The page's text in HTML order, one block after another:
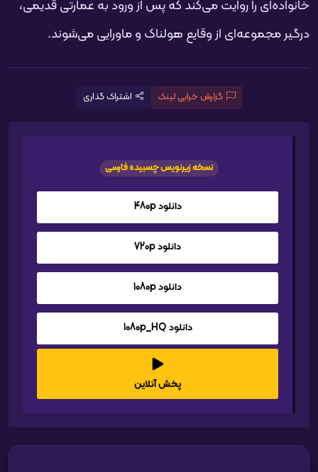
خانواده‌ای را روایت می‌کند که پس از ورود به عمارتی قدیمی،
درگیر مجموعه‌ای از وقایع هولناک و ماورایی می‌شوند.
گزارش خرابی لینک اشتراک گذاری
نسخه زیرنویس چسبیده فارسی
دانلود 480p
دانلود 720p
دانلود 1080p
دانلود 1080p_HQ
پخش آنلاین